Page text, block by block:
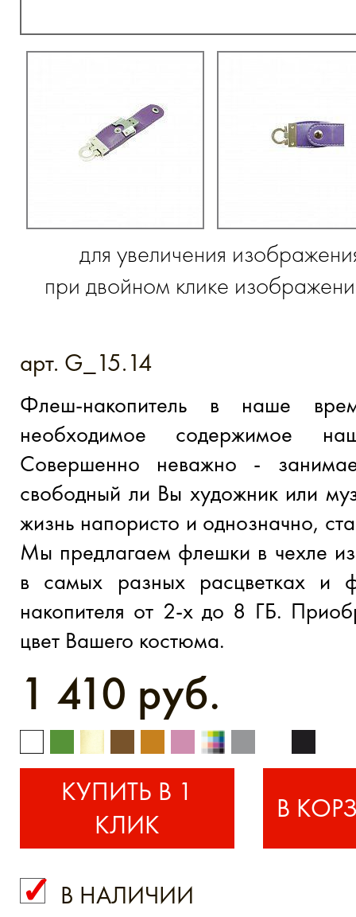
для увеличения
при двойном клике
арт. G_15.14
Флеш-накопитель в наше
необходимое содержимое
Совершенно неважно -
свободный ли Вы художник или
жизнь напористо и однозначно,
Мы предлагаем флешки в чехле
в самых разных расцветках и
накопителя от 2-х до 8 ГБ.
цвет Вашего костюма.
1 410 руб.
КУПИТЬ В 1
КЛИК
КУПИТЬ В 1 КЛИК
В НАЛИЧИИ